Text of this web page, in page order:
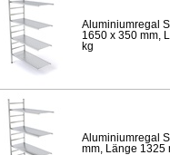
Aluminiumregal
1650 x 350 mm,
kg
Aluminiumregal
mm, Länge 1325